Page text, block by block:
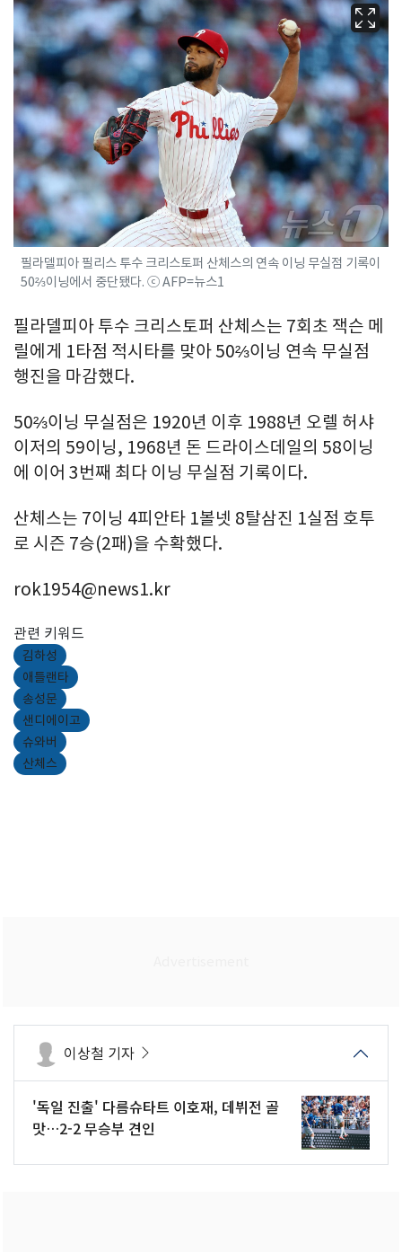
필라델피아 필리스 투수 크리스토퍼 산체스의 연속 이닝 무실점 기록이
50⅔이닝에서 중단됐다. ⓒ AFP=뉴스1
필라델피아 투수 크리스토퍼 산체스는 7회초 잭슨 메
릴에게 1타점 적시타를 맞아 50⅔이닝 연속 무실점
행진을 마감했다.
50⅔이닝 무실점은 1920년 이후 1988년 오렐 허샤
이저의 59이닝, 1968년 돈 드라이스데일의 58이닝
에 이어 3번째 최다 이닝 무실점 기록이다.
산체스는 7이닝 4피안타 1볼넷 8탈삼진 1실점 호투
로 시즌 7승(2패)을 수확했다.
rok1954@news1.kr
관련 키워드
김하성
애틀랜타
송성문
샌디에이고
슈와버
산체스
이상철 기자
'독일 진출' 다름슈타트 이호재, 데뷔전 골
맛…2-2 무승부 견인